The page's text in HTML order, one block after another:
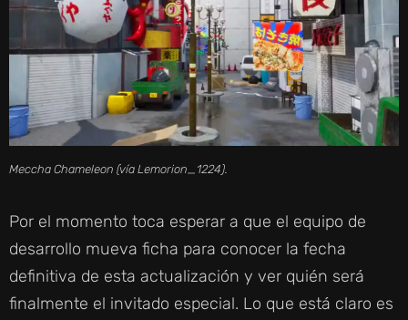
Meccha Chameleon (vía Lemorion_1224).
Por el momento toca esperar a que el equipo de
desarrollo mueva ficha para conocer la fecha
definitiva de esta actualización y ver quién será
finalmente el invitado especial. Lo que está claro es